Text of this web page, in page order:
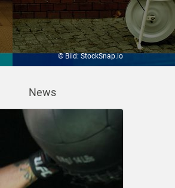
© Bild: StockSnap.io
News